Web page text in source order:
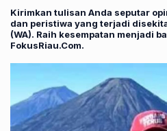
Kirimkan tulisan Anda seputar
dan peristiwa yang terjadi
(WA). Raih kesempatan menjadi
FokusRiau.Com.